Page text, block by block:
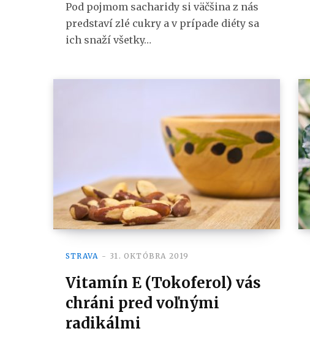
Pod pojmom sacharidy si väčšina z nás
predstaví zlé cukry a v prípade diéty sa
ich snaží všetky…
STRAVA 31. OKTÓBRA 2019
Vitamín E (Tokoferol) vás
chráni pred voľnými
radikálmi